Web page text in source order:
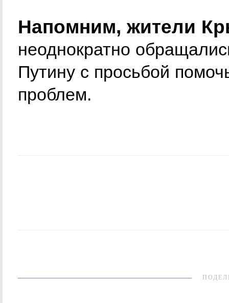
Напомним, жители
неоднократно
Путину с просьбой
проблем.